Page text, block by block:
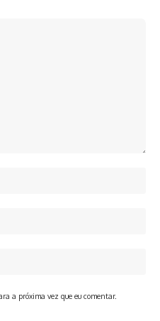
a próxima vez que eu comentar.